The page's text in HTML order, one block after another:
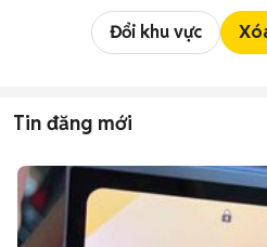
Đổi khu vực
Tin đăng mới